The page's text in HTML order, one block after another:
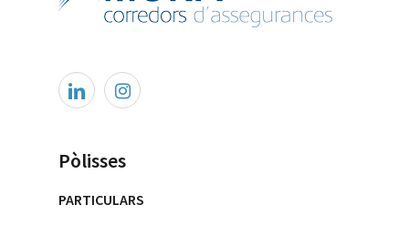
Pòlisses
PARTICULARS